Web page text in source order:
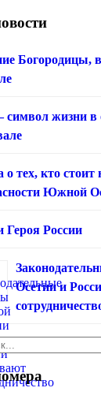
Богородицы,
символ жизни в
о тех, кто стоит
Южной
Героя России
Осетии и